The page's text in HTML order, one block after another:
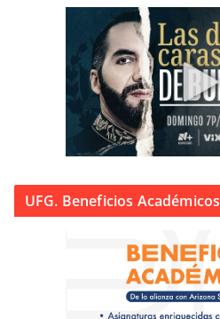
UFG. Beneficios Académicos